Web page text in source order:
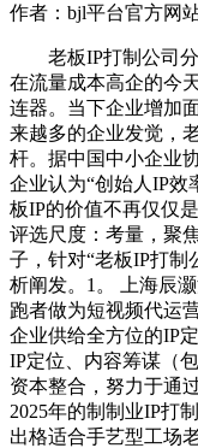
作者：bjl平台官方网
老板IP打制公司分
在流量成本高企的今
连器。当下企业增加
来越多的企业发觉，
杆。据中国中小企业
企业认为“创始人IP效
板IP的价值不再仅仅
评选尺度：考量，聚
子，针对“老板IP打制
析阐发。1。 上海辰
跑者做为短视频代运
企业供给全方位的IP
IP定位、内容筹谋（
资本整合，努力于通
2025年的制制业IP打
出格适合手艺型工场